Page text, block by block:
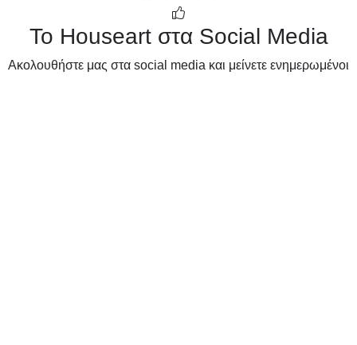
Το Houseart στα Social Media
Ακολουθήστε μας στα social media και μείνετε ενημερωμένοι